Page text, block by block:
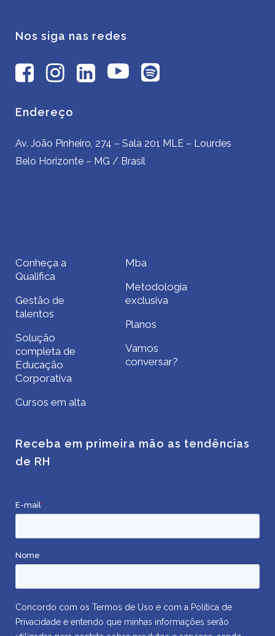
Nos siga nas redes
Endereço
Av. João Pinheiro, 274 – Sala 201 MLE – Lourdes
Belo Horizonte – MG / Brasil
Conheça a
Qualifica
Gestão de
talentos
Solução
completa de
Educação
Corporativa
Cursos em alta
Mba
Metodologia
exclusiva
Planos
Vamos
conversar?
Receba em primeira mão as tendências
de RH